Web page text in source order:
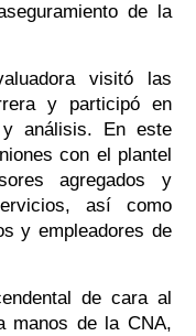
de la
visitó las
y participó en
análisis. En este
con el plantel
agregados y
así como
y empleadores de
de cara al
manos de la CNA,